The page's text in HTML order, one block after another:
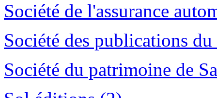
Société de l'assurance
Société des publications
Société du patrimoine de